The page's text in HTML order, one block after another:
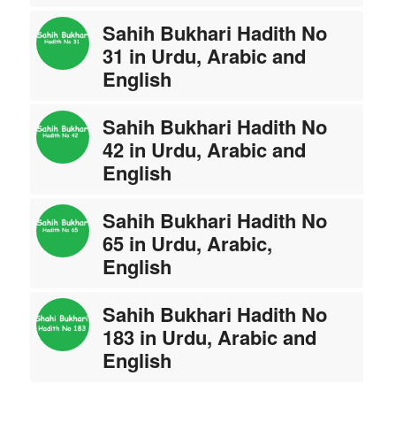
Sahih Bukhari Hadith No
31 in Urdu, Arabic and
English
Sahih Bukhari Hadith No
42 in Urdu, Arabic and
English
Sahih Bukhari Hadith No
65 in Urdu, Arabic,
English
Sahih Bukhari Hadith No
183 in Urdu, Arabic and
English